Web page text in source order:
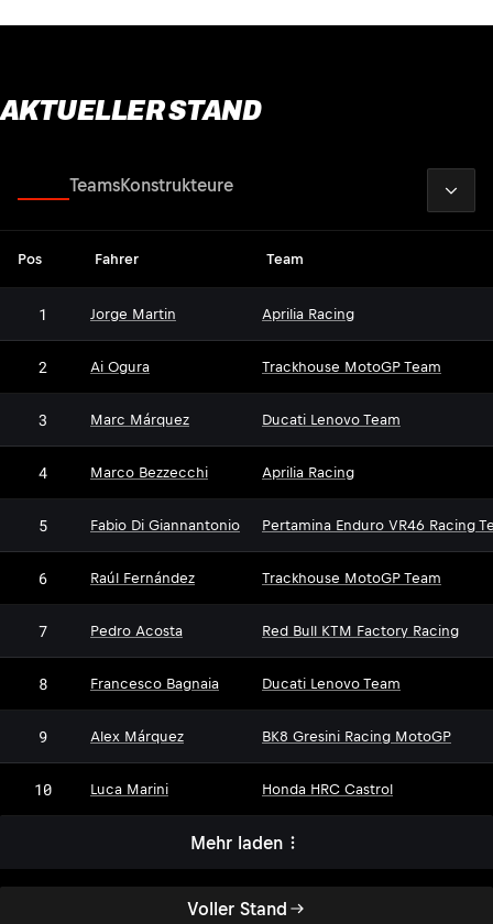
AKTUELLER STAND
Voller Stand
TeamsKonstrukteure
Pos Fahrer Team
1 Jorge Martin Aprilia Racing
2 Ai Ogura Trackhouse MotoGP Team
3 Marc Márquez Ducati Lenovo Team
4 Marco Bezzecchi Aprilia Racing
5 Fabio Di Giannantonio Pertamina Enduro VR46 Racing
6 Raúl Fernández Trackhouse MotoGP Team
7 Pedro Acosta Red Bull KTM Factory Racing
8 Francesco Bagnaia Ducati Lenovo Team
9 Alex Márquez BK8 Gresini Racing MotoGP
10 Luca Marini Honda HRC Castrol
Mehr laden